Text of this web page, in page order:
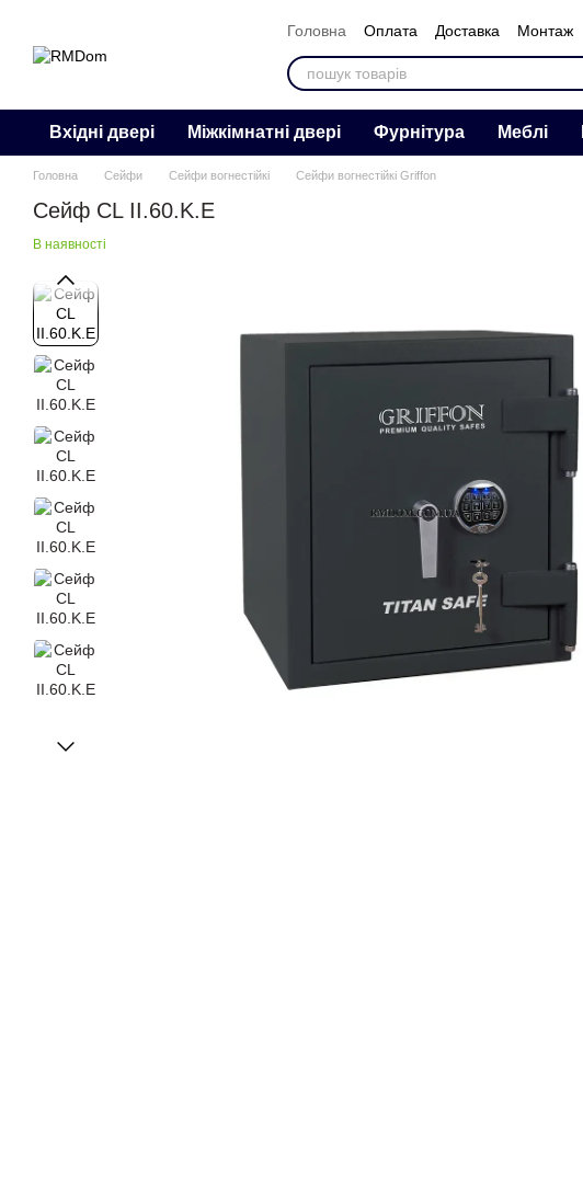
Головна Оплата Доставка Монтаж
Контакти
Відгуки Про нас
Вхідні двері Міжкімнатні двері Фурнітура Меблі
Головна Сейфи Сейфи вогнестійкі Сейфи вогнестійкі Griffon
Сейф CL II.60.K.E
В наявності